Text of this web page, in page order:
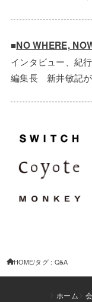
■NO WHERE,
インタビュー、紀
編集長 新井敏記
HOME タグ : Q&A
ホーム